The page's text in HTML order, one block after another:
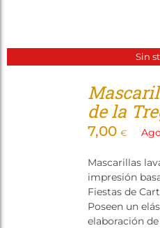
Sin
de la
7,00 €
Mascarillas
impresión
Fiestas de
Poseen un
elaboración